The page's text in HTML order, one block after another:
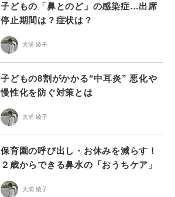
子どもの「鼻とのど」の感染症…出席
停止期間は？症状は？
大浦 綾子
子どもの8割がかかる“中耳炎” 悪化や
慢性化を防ぐ対策とは
大浦 綾子
保育園の呼び出し・お休みを減らす！
２歳からできる鼻水の「おうちケア」
大浦 綾子